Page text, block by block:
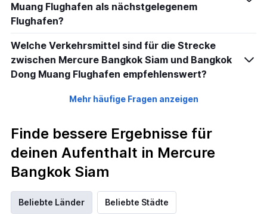
Muang Flughafen als nächstgelegenem
Flughafen?
Welche Verkehrsmittel sind für die Strecke
zwischen Mercure Bangkok Siam und Bangkok
Dong Muang Flughafen empfehlenswert?
Mehr häufige Fragen anzeigen
Finde bessere Ergebnisse für
deinen Aufenthalt in Mercure
Bangkok Siam
Beliebte Länder Beliebte Städte